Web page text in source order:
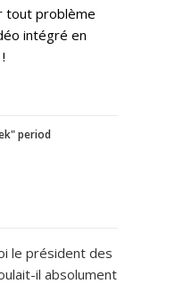
tout problème
intégré en
!
period
le président des
il absolument